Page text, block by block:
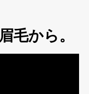
毛から。